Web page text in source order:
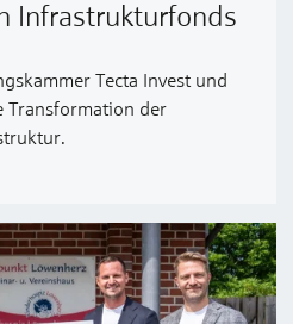
Infrastrukturfonds
Tecta Invest und
Transformation der